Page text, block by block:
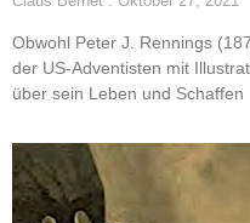
Obwohl Peter J. Rennings
der US-Adventisten mit
über sein Leben und Schaffen